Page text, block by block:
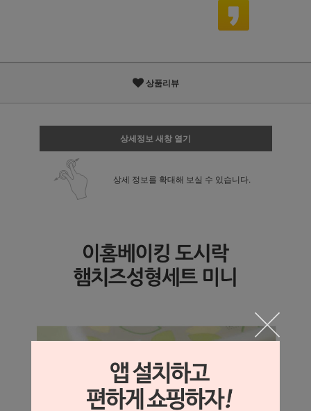
상품리뷰
상세정보 새창 열기
상세 정보를 확대해 보실 수 있습니다.